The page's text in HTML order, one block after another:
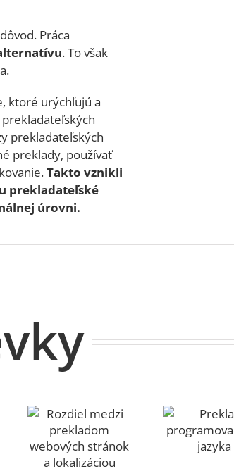
Práca
. To však
ktoré urýchľujú a
prekladateľských
preklady, používať
Takto vznikli
prekladateľské
úrovni.